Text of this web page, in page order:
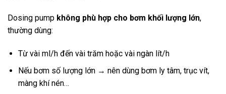
Dosing pump không phù hợp cho bơm khối lượng lớn,
thường dùng:
Từ vài ml/h đến vài trăm hoặc vài ngàn lít/h
Nếu bơm số lượng lớn → nên dùng bơm ly tâm, trục vít,
màng khí nén…